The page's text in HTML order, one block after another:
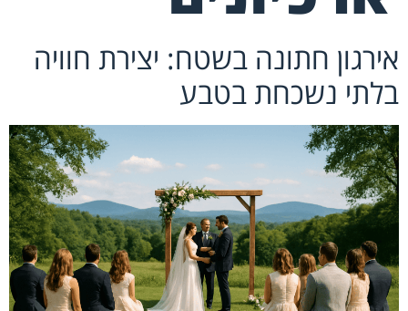
אירגון חתונה בשטח: יצירת חוויה
בלתי נשכחת בטבע